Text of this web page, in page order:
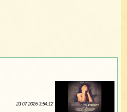
23 07 2026 3:54:12